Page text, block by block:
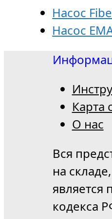
Насос
Насос
Карта
О нас
Вся
на
является
кодекса